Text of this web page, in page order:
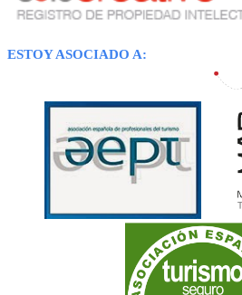
ESTOY ASOCIADO A: